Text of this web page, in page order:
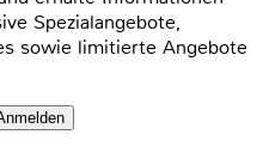
Spezialangebote,
sowie limitierte Angebote